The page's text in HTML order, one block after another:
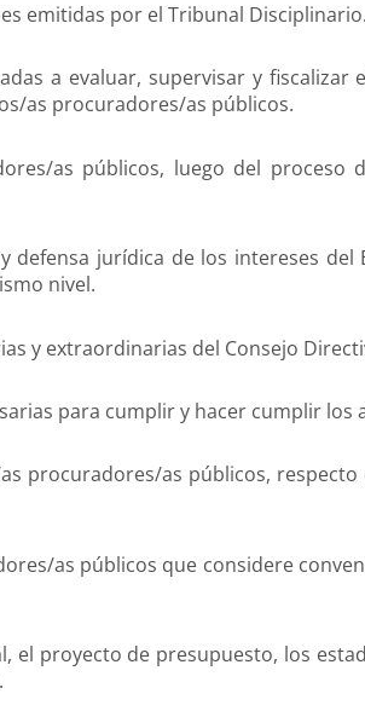
emitidas por el Tribunal Disciplinario.
a evaluar, supervisar y fiscalizar
as procuradores/as públicos.
as públicos, luego del proceso
defensa jurídica de los intereses del
nivel.
y extraordinarias del Consejo
para cumplir y hacer cumplir los
procuradores/as públicos,
as públicos que considere
el proyecto de presupuesto, los